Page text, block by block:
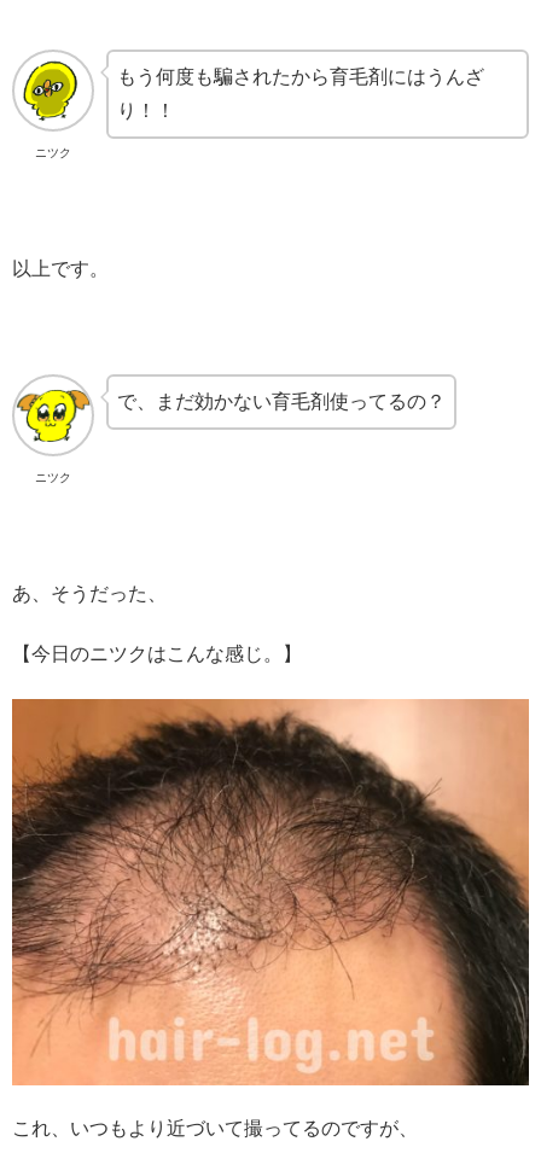
ニツク
もう何度も騙されたから育毛剤にはうんざ
り！！
以上です。
ニツク
で、まだ効かない育毛剤使ってるの？
あ、そうだった、
【今日のニツクはこんな感じ。】
これ、いつもより近づいて撮ってるのですが、